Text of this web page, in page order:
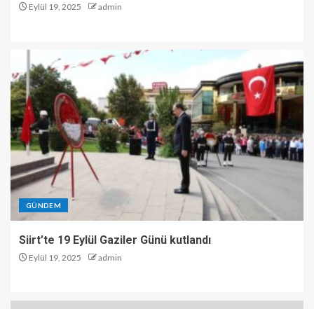
Eylül 19, 2025 admin
GÜNDEM
Siirt’te 19 Eylül Gaziler Günü kutlandı
Eylül 19, 2025 admin